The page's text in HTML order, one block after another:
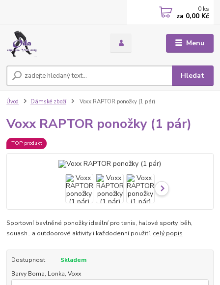
Menu
Hledat
0 ks
za 0,00 Kč
Úvod Dámské zboží Voxx RAPTOR ponožky (1 pár)
Voxx RAPTOR ponožky (1 pár)
TOP produkt
Sportovní bavlněné ponožky ideální pro tenis, halové sporty, běh,
squash.. a outdoorové aktivity i každodenní použití. celý popis
Dostupnost
Skladem
Barvy Boma, Lonka, Voxx